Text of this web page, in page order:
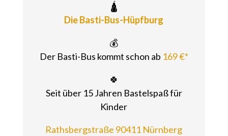
🛕
Die Basti-Bus-Hüpfburg
💰
Der Basti-Bus kommt schon ab 169 €*
🍀
Seit über 15 Jahren Bastelspaß für
Kinder
Rathsbergstraße 90411 Nürnberg